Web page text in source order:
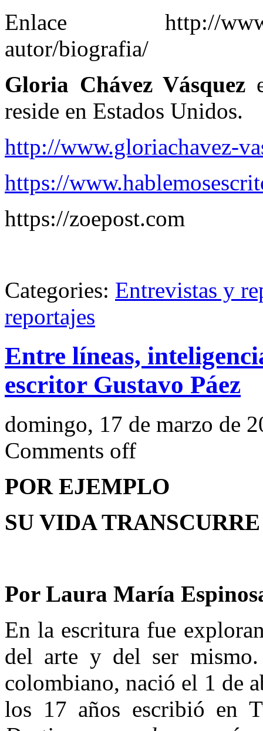
Enlace http://
autor/biografia/
Gloria Chávez Vásquez
reside en Estados Unidos.
http://www.gloriachavez-
https://
https://zoepost.com
Categories: Entrevistas y
reportajes
Entre líneas,
escritor Gustavo Páez
domingo, 17 de marzo de
Comments off
POR EJEMPLO
SU VIDA
Por Laura María
En la escritura fue
del arte y del ser mismo.
colombiano, nació el 1 de
los 17 años escribió en